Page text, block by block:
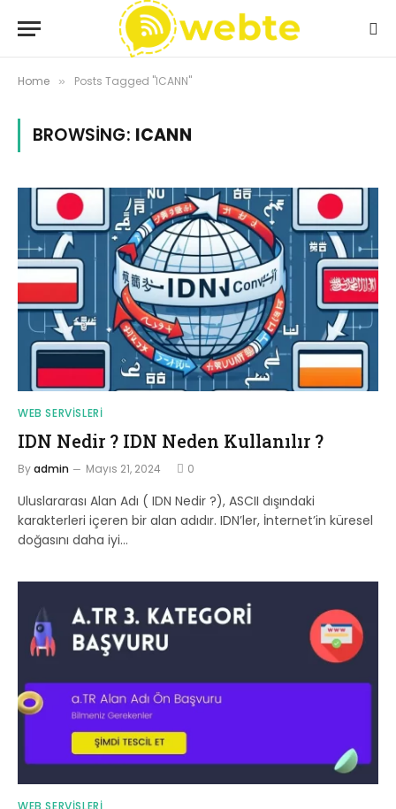
Home » Posts Tagged "ICANN"
BROWSING: ICANN
WEB SERVISLERI
IDN Nedir ? IDN Neden Kullanılır ?
Byadmin Mayıs 21, 2024 0
Uluslararası Alan Adı ( IDN Nedir ?), ASCII dışındaki
karakterleri içeren bir alan adıdır. IDN’ler, İnternet’in küresel
doğasını daha iyi…
WEB SERVISLERI